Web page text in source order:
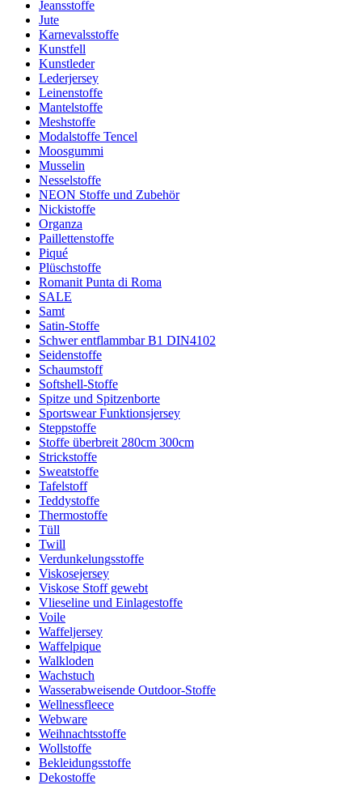
Jeansstoffe
Jute
Karnevalsstoffe
Kunstfell
Kunstleder
Lederjersey
Leinenstoffe
Mantelstoffe
Meshstoffe
Modalstoffe Tencel
Moosgummi
Musselin
Nesselstoffe
NEON Stoffe und Zubehör
Nickistoffe
Organza
Paillettenstoffe
Piqué
Plüschstoffe
Romanit Punta di Roma
SALE
Samt
Satin-Stoffe
Schwer entflammbar B1 DIN4102
Seidenstoffe
Schaumstoff
Softshell-Stoffe
Spitze und Spitzenborte
Sportswear Funktionsjersey
Steppstoffe
Stoffe überbreit 280cm 300cm
Strickstoffe
Sweatstoffe
Tafelstoff
Teddystoffe
Thermostoffe
Tüll
Twill
Verdunkelungsstoffe
Viskosejersey
Viskose Stoff gewebt
Vlieseline und Einlagestoffe
Voile
Waffeljersey
Waffelpique
Walkloden
Wachstuch
Wasserabweisende Outdoor-Stoffe
Wellnessfleece
Webware
Weihnachtsstoffe
Wollstoffe
Bekleidungsstoffe
Dekostoffe